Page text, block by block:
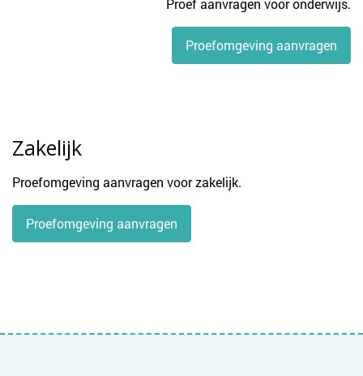
Proef aanvragen voor onderwijs.
Proefomgeving aanvragen
Zakelijk
Proefomgeving aanvragen voor zakelijk.
Proefomgeving aanvragen